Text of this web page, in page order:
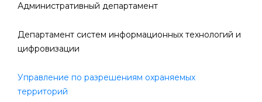
Административный департамент
Департамент систем информационных технологий и
цифровизации
Управление по разрешениям охраняемых
территорий